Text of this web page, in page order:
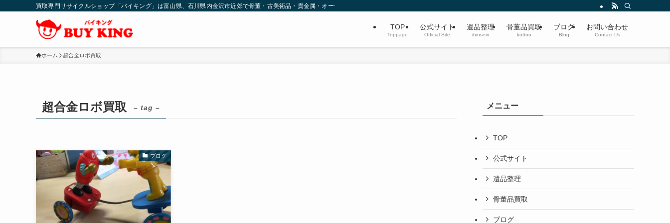
買取専門リサイクルショップ「バイキング」は富山県、石川県内金沢市近郊で骨董・古美術品・貴金属・オーディオなど不用品買取を行っています。遺品整理・生前整理・蔵の整理・空き家整理〜ブランド品、切手、楽器、時計、
TOP
Toppage
公式サイト
Official Site
遺品整理
ihinseiri
骨董品買取
kottou
ブログ
Blog
お問い合わせ
Contact Us
ホーム 超合金ロボ買取
超合金ロボ買取 – tag –
ブログ
メニュー
TOP
公式サイト
遺品整理
骨董品買取
ブログ